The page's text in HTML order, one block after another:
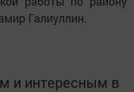
Галиуллин.
и интересным в